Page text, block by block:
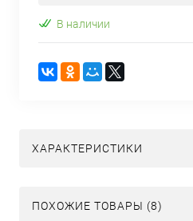
В наличии
ХАРАКТЕРИСТИКИ
ПОХОЖИЕ ТОВАРЫ (8)